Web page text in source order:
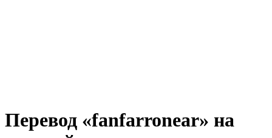
Перевод «fanfarronear» на